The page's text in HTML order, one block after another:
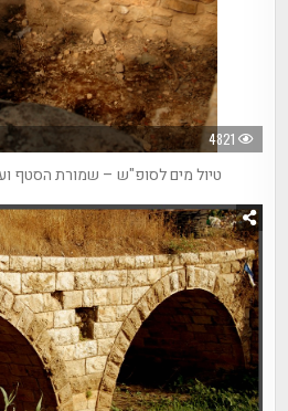
4821
טיול מים לסופ"ש – שמורת הסטף